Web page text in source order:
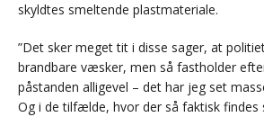
skyldtes smeltende plastmateriale.
”Det sker meget tit i disse sager, at
brandbare væsker, men så fastholder
påstanden alligevel – det har jeg set
Og i de tilfælde, hvor der så faktisk findes